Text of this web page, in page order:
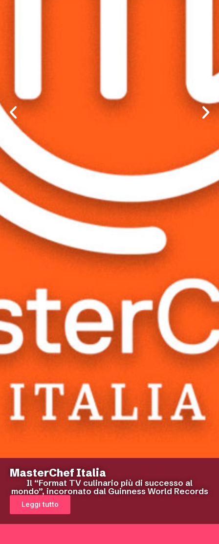
MasterChef Italia
Il “Format TV culinario più di successo al
mondo”, incoronato dal Guinness World Records
Leggi tutto